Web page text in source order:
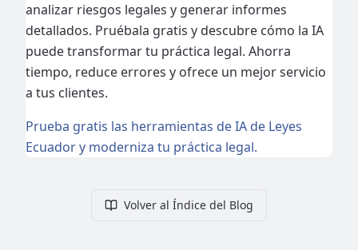
analizar riesgos legales y generar informes
detallados. Pruébala gratis y descubre cómo la IA
puede transformar tu práctica legal. Ahorra
tiempo, reduce errores y ofrece un mejor servicio
a tus clientes.
Prueba gratis las herramientas de IA de Leyes
Ecuador y moderniza tu práctica legal.
Volver al Índice del Blog